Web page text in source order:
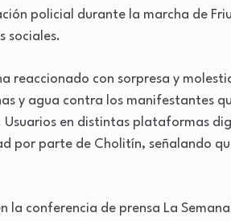
policial durante la marcha de
sociales.
reaccionado con sorpresa y
y agua contra los manifestantes
Usuarios en distintas plataformas
por parte de Cholitín, señalando
la conferencia de prensa La